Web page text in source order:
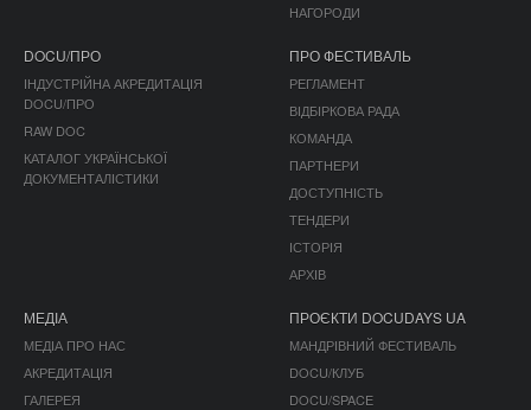
НАГОРОДИ
DOCU/ПРО
ІНДУСТРІЙНА АКРЕДИТАЦІЯ
DOCU/ПРО
RAW DOC
КАТАЛОГ УКРАЇНСЬКОЇ
ДОКУМЕНТАЛІСТИКИ
ПРО ФЕСТИВАЛЬ
РЕГЛАМЕНТ
ВІДБІРКОВА РАДА
КОМАНДА
ПАРТНЕРИ
ДОСТУПНІСТЬ
ТЕНДЕРИ
ІСТОРІЯ
АРХІВ
МЕДІА
МЕДІА ПРО НАС
АКРЕДИТАЦІЯ
ГАЛЕРЕЯ
ПРОЄКТИ DOCUDAYS UA
МАНДРІВНИЙ ФЕСТИВАЛЬ
DOCU/КЛУБ
DOCU/SPACE